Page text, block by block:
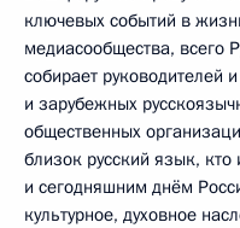
ключевых событий в
медиасообщества, всего
собирает руководителей
и зарубежных
общественных
близок русский язык, кто
и сегодняшним днём
культурное, духовное